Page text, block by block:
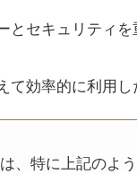
とセキュリティ
て効率的に利用
、特に上記のよ